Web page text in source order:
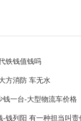
铁钱值钱吗
方消防 车无水
钱一台-大型物流车价格
-钱列阳 有一种担当叫责